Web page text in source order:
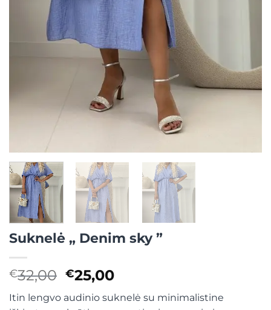
Suknelė „ Denim sky ”
€32,00 Original
price
was:
€25,00Current
price
is:
Itin lengvo audinio suknelė su minimalistine